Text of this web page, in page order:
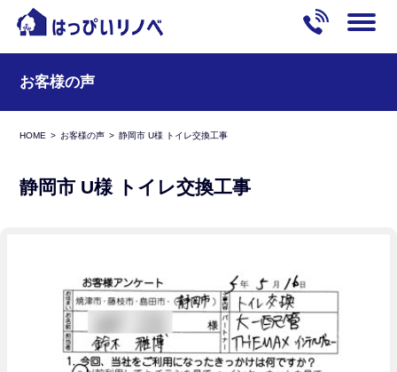
お客様の声
HOME お客様の声 静岡市 U様 トイレ交換工事
静岡市 U様 トイレ交換工事